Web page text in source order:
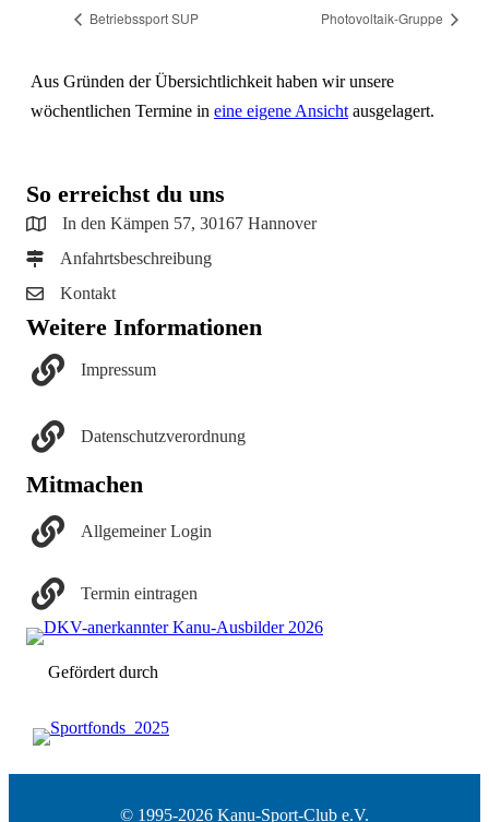
Betriebssport SUP Photovoltaik-Gruppe
Aus Gründen der Übersichtlichkeit haben wir unsere
wöchentlichen Termine in eine eigene Ansicht ausgelagert.
So erreichst du uns
In den Kämpen 57, 30167 Hannover
Anfahrtsbeschreibung
Kontakt
Weitere Informationen
Impressum
Datenschutzverordnung
Mitmachen
Allgemeiner Login
Termin eintragen
Gefördert durch
© 1995-2026 Kanu-Sport-Club e.V.